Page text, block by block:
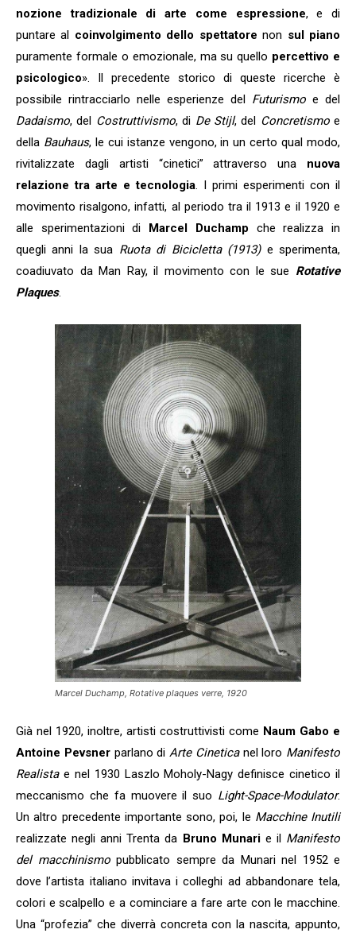
nozione tradizionale di arte come espressione, e di
puntare al coinvolgimento dello spettatore non sul piano
puramente formale o emozionale, ma su quello percettivo e
psicologico». Il precedente storico di queste ricerche è
possibile rintracciarlo nelle esperienze del Futurismo e del
Dadaismo, del Costruttivismo, di De Stijl, del Concretismoe
della Bauhaus, le cui istanze vengono, in un certo qual modo,
rivitalizzate dagli artisti “cinetici” attraverso una nuova
relazione tra arte e tecnologia. I primi esperimenti con il
movimento risalgono, infatti, al periodo tra il 1913 e il 1920 e
alle sperimentazioni di Marcel Duchamp che realizza in
quegli anni la sua Ruota di Bicicletta (1913) e sperimenta,
coadiuvato da Man Ray, il movimento con le sue Rotative
Plaques.
Marcel Duchamp, Rotative plaques verre, 1920
Già nel 1920, inoltre, artisti costruttivisti come Naum Gabo e
Antoine Pevsnerparlano di Arte Cineticanel loro Manifesto
Realistae nel 1930 Laszlo Moholy-Nagy definisce cinetico il
meccanismo che fa muovere il suo Light-Space-Modulator.
Un altro precedente importante sono, poi, le Macchine Inutili
realizzate negli anni Trenta da Bruno Munarie il Manifesto
del macchinismopubblicato sempre da Munari nel 1952 e
dove l’artista italiano invitava i colleghi ad abbandonare tela,
colori e scalpello e a cominciare a fare arte con le macchine.
Una “profezia” che diverrà concreta con la nascita, appunto,